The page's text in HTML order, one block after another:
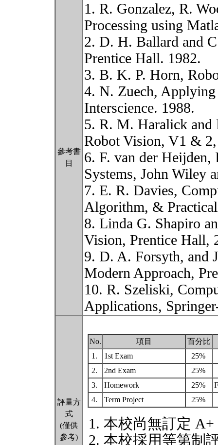
參考書
目
1. R. Gonzalez, R.
Processing using
2. D. H. Ballard and
Prentice Hall. 1982.
3. B. K. P. Horn,
4. N. Zuech,
Interscience. 1988.
5. R. M. Haralick and
Robot Vision, V1 &
6. F. van der Heijden,
Systems, John Wiley
7. E. R. Davies,
Algorithm, &
8. Linda G. Shapiro
Vision, Prentice Hall,
9. D. A. Forsyth, and
Modern Approach,
10. R. Szeliski,
Applications,
評量方
式
(僅供
參考)
No. 項目
百分比
1.
1st Exam
25%
2.
2nd Exam
25%
3.
Homework 25%
4.
Term Project 25%
本校尚無訂定
本校採用等第制